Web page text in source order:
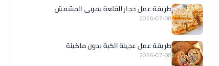
طريقة عمل حجار القلعة بمربى المشمش
2026-07-08
طريقة عمل عجينة الكبة بدون ماكينة
2026-07-08